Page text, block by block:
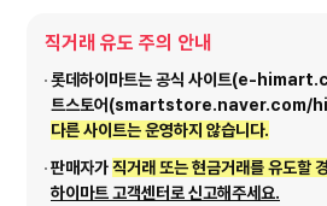
직거래 유도 주의 안내
롯데하이마트는 공식 사이트(e-
트스토어(smartstore.naver.com/hi-
다른 사이트는 운영하지 않습니다.
판매자가직거래 또는 현금거래를 유도할
하이마트 고객센터로 신고해주세요.